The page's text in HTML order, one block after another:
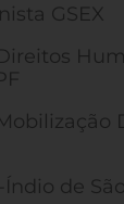
GSEX
de